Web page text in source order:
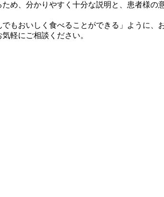
め、分かりやすく十分な説明と、患者様
もおいしく食べることができる」ように、
軽にご相談ください。